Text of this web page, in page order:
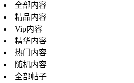
全部内容
精品内容
Vip内容
精华内容
热门内容
随机内容
全部帖子